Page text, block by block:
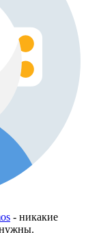
- никакие
нужны.